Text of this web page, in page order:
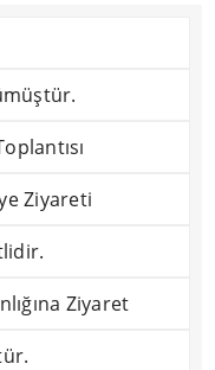
Ziyareti
Ziyaret